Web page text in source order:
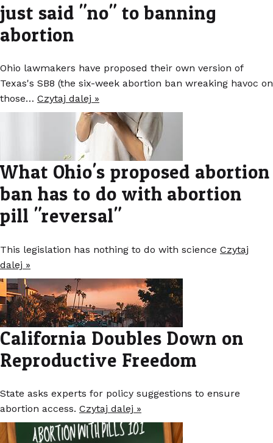
just said "no" to banning
abortion
Ohio lawmakers have proposed their own version of
Texas's SB8 (the six-week abortion ban wreaking havoc on
those… Czytaj dalej »
What Ohio's proposed abortion
ban has to do with abortion
pill "reversal"
This legislation has nothing to do with science Czytaj
dalej »
California Doubles Down on
Reproductive Freedom
State asks experts for policy suggestions to ensure
abortion access. Czytaj dalej »